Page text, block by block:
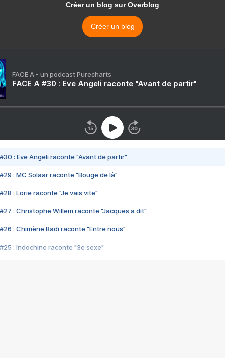
Créer un blog sur Overblog
Créer un blog
FACE A - un podcast Purecharts
FACE A #30 : Eve Angeli raconte "Avant de partir"
#30 : Eve Angeli raconte "Avant de partir"
#29 : MC Solaar raconte "Bouge de là"
#28 : Lorie raconte "Je vais vite"
#27 : Christophe Willem raconte "Jacques a dit"
#26 : Chimène Badi raconte "Entre nous"
#25 : Indochine raconte "3e sexe"